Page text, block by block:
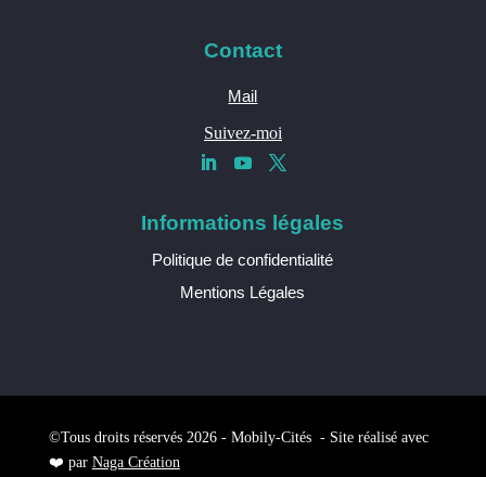
Contact
Mail
Suivez-moi
Informations légales
Politique de confidentialité
Mentions Légales
©Tous droits réservés 2026 - Mobily-Cités - Site réalisé avec
❤️ par Naga Création